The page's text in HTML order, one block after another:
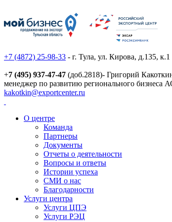
+7 (4872) 25-98-33 - г. Тула, ул. Кирова, д.135, к.1
+7 (495) 937-47-47 (доб.2818)- Григорий
менеджер по развитию регионального бизнеса
kakotkin@exportcenter.ru
О центре
Команда
Партнеры
Документы
Отчеты о деятельности
Вопросы и ответы
Истории успеха
СМИ о нас
Благодарности
Услуги центра
Услуги ЦПЭ
Услуги РЭЦ